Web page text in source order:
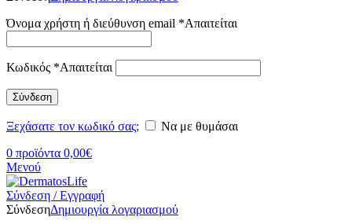
Όνομα χρήστη ή διεύθυνση email *Απαιτείται
Κωδικός *Απαιτείται
Σύνδεση
Ξεχάσατε τον κωδικό σας;
Να με θυμάσαι
0 προϊόντα 0,00€
Μενού
Σύνδεση / Εγγραφή
ΣύνδεσηΔημιουργία λογαριασμού